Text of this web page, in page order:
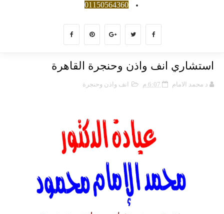
01150564360
استشاري انف واذن وحنجرة القاهرة
د محمد الامام 6:07 م انف واذن وحنجرة